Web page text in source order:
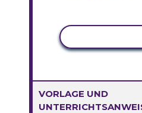
VORLAGE UND